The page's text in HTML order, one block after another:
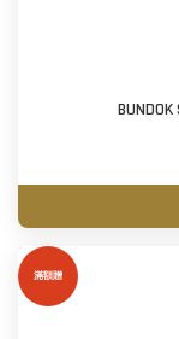
滿額贈